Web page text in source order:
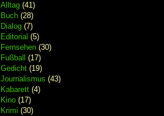
Alltag(41)
Buch(28)
Dialog(7)
Editorial (5)
Fernsehen(30)
Fußball (17)
Gedicht(19)
Journalismus (43)
Kabarett(4)
Kino(17)
Krimi (30)